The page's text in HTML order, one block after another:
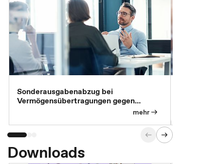
Sonderausgabenabzug bei
Vermögensübertragungen gegen
mehr
Downloads